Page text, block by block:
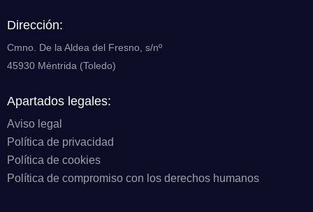
Dirección:
Cmno. De la Aldea del Fresno, s/nº
45930 Méntrida (Toledo)
Apartados legales:
Aviso legal
Política de privacidad
Política de cookies
Política de compromiso con los derechos humanos